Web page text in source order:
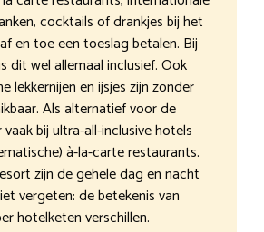
cocktails of drankjes bij het
en toe een toeslag betalen. Bij
dit wel allemaal inclusief. Ook
lekkernijen en ijsjes zijn zonder
Als alternatief voor de
bij ultra-all-inclusive hotels
à-la-carte restaurants.
zijn de gehele dag en nacht
vergeten: de betekenis van
hotelketen verschillen.